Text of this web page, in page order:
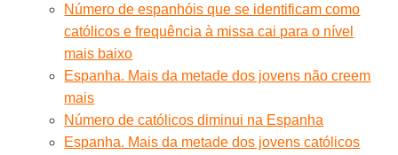
Número de espanhóis que se identificam como
católicos e frequência à missa cai para o nível
mais baixo
Espanha. Mais da metade dos jovens não creem
mais
Número de católicos diminui na Espanha
Espanha. Mais da metade dos jovens católicos